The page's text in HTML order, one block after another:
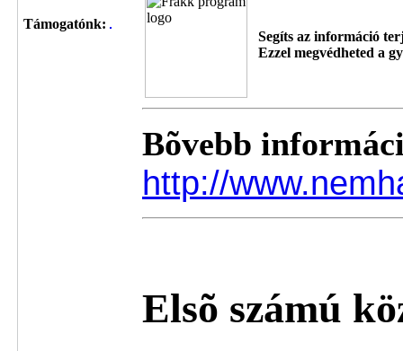
Támogatónk:
Segíts az információ
Ezzel megvédheted a
Bõvebb
http://
Elsõ számú